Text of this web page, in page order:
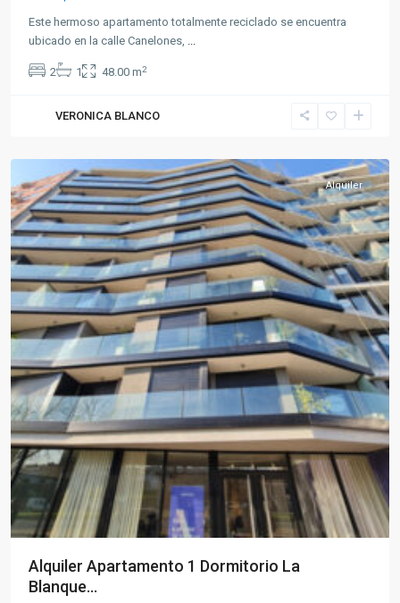
Este hermoso apartamento totalmente reciclado se encuentra
ubicado en la calle Canelones, ...
2 1 48.00 m2
VERONICA BLANCO
Alquiler
Alquiler Apartamento 1 Dormitorio La
Blanque...